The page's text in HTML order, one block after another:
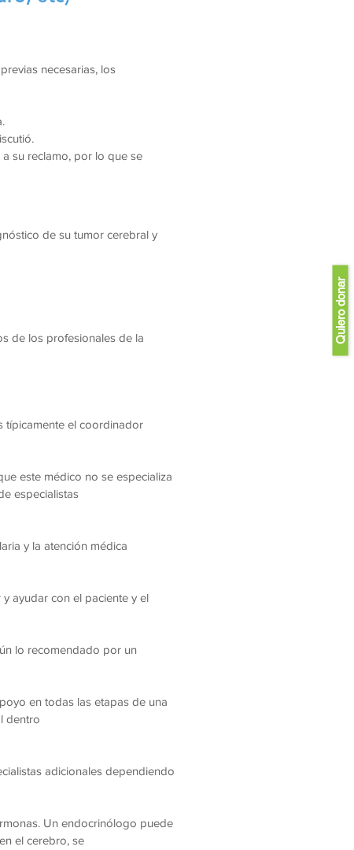
Quiero donar
necesarias, los
su reclamo, por lo que se
de su tumor cerebral y
de los profesionales de la
típicamente el coordinador
este médico no se especializa
especialistas
y la atención médica
ayudar con el paciente y el
lo recomendado por un
en todas las etapas de una
dentro
adicionales dependiendo
Un endocrinólogo puede
el cerebro, se